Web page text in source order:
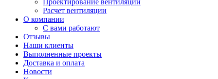
Проектирование вентиляции
Расчет вентиляции
О компании
С вами работают
Отзывы
Наши клиенты
Выполненные проекты
Доставка и оплата
Новости